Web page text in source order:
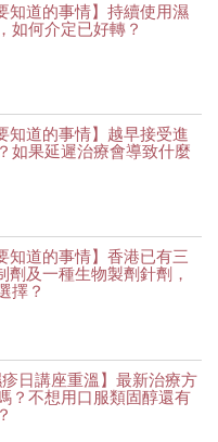
知道的事情】持續使用濕
如何介定已好轉？
知道的事情】越早接受進
如果延遲治療會導致什麼
知道的事情】香港已有三
劑及一種生物製劑針劑，
擇？
疹日講座重溫】最新治療方
？不想用口服類固醇還有